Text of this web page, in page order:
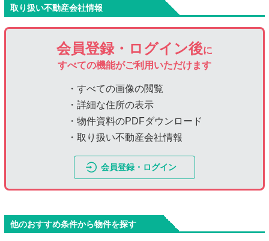
取り扱い不動産会社情報
会員登録・ログイン後に
すべての機能がご利用いただけます
・すべての画像の閲覧
・詳細な住所の表示
・物件資料のPDFダウンロード
・取り扱い不動産会社情報
会員登録・ログイン
他のおすすめ条件から物件を探す